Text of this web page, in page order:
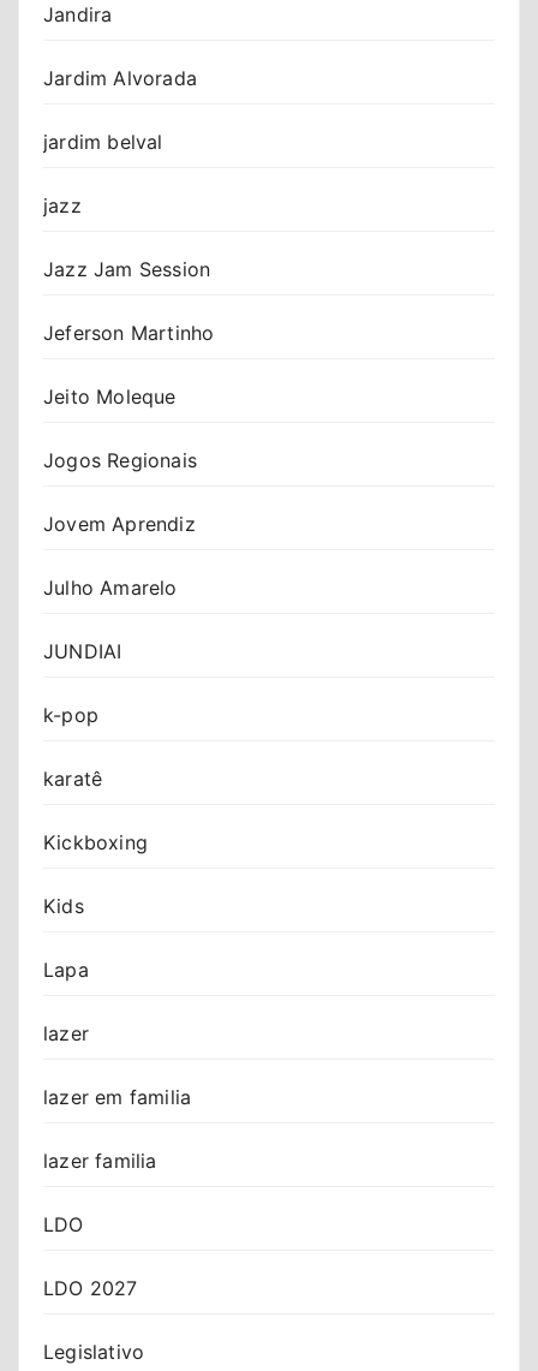
Jandira
Jardim Alvorada
jardim belval
jazz
Jazz Jam Session
Jeferson Martinho
Jeito Moleque
Jogos Regionais
Jovem Aprendiz
Julho Amarelo
JUNDIAI
k-pop
karatê
Kickboxing
Kids
Lapa
lazer
lazer em familia
lazer familia
LDO
LDO 2027
Legislativo